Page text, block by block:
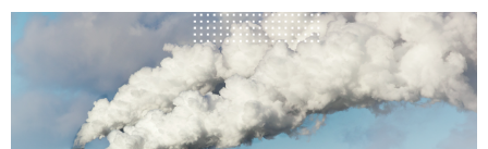
Sobre nós
Indicações de uso
Logística